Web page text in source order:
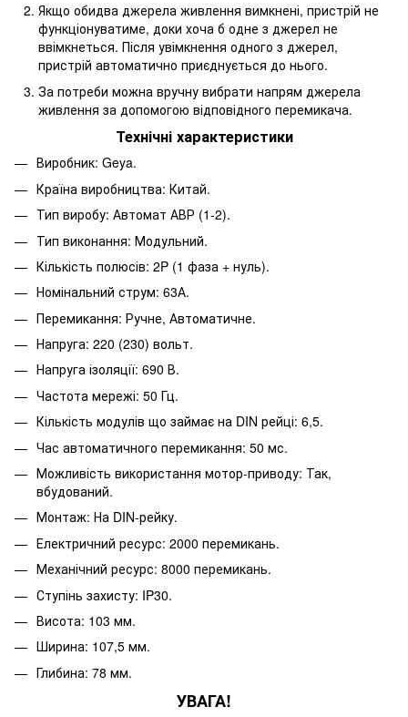
Якщо обидва джерела живлення вимкнені, пристрій не
функціонуватиме, доки хоча б одне з джерел не
ввімкнеться. Після увімкнення одного з джерел,
пристрій автоматично приєднується до нього.
За потреби можна вручну вибрати напрям джерела
живлення за допомогою відповідного перемикача.
Технічні характеристики
Виробник: Geya.
Країна виробництва: Китай.
Тип виробу: Автомат АВР (1-2).
Тип виконання: Модульний.
Кількість полюсів: 2P (1 фаза + нуль).
Номінальний струм: 63А.
Перемикання: Ручне, Автоматичне.
Напруга: 220 (230) вольт.
Напруга ізоляції: 690 В.
Частота мережі: 50 Гц.
Кількість модулів що займає на DIN рейці: 6,5.
Час автоматичного перемикання: 50 мс.
Можливість використання мотор-приводу: Так,
вбудований.
Монтаж: На DIN-рейку.
Електричний ресурс: 2000 перемикань.
Механічний ресурс: 8000 перемикань.
Ступінь захисту: IP30.
Висота: 103 мм.
Ширина: 107,5 мм.
Глибина: 78 мм.
УВАГА!